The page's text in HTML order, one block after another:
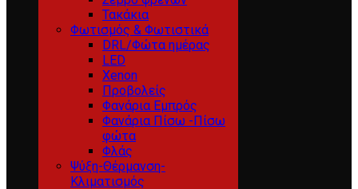
Τακάκια
Φωτισμός & Φωτιστικά
DRL/Φώτα ημέρας
LED
Xenon
Προβολείς
Φανάρια Εμπρός
Φανάρια Πίσω -Πίσω
φώτα
Φλάς
Ψύξη-Θέρμανση-
Κλιματισμός